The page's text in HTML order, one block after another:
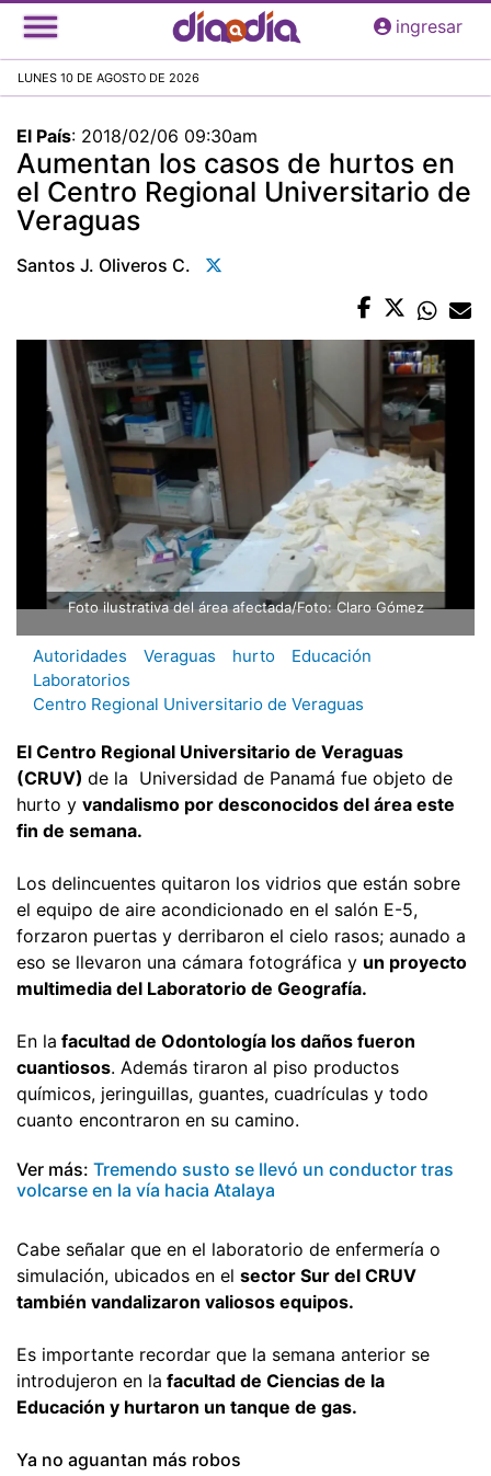
Pasar
al
principal
ingresar
LUNES 10 DE AGOSTO DE 2026
El País: 2018/02/06 09:30am
Aumentan los casos de hurtos en
el Centro Regional Universitario de
Veraguas
Santos J. Oliveros C.
Foto ilustrativa del área afectada/Foto: Claro Gómez
Autoridades Veraguas hurto
Educación
Laboratorios
Centro Regional Universitario de Veraguas
El Centro Regional Universitario de Veraguas
(CRUV) de la Universidad de Panamá fue objeto de
hurto y vandalismo por desconocidos del área este
fin de semana.
Los delincuentes quitaron los vidrios que están sobre
el equipo de aire acondicionado en el salón E-5,
forzaron puertas y derribaron el cielo rasos; aunado a
eso se llevaron una cámara fotográfica y un proyecto
multimedia del Laboratorio de Geografía.
En la facultad de Odontología los daños fueron
cuantiosos. Además tiraron al piso productos
químicos, jeringuillas, guantes, cuadrículas y todo
cuanto encontraron en su camino.
Ver más: Tremendo susto se llevó un conductor tras
volcarse en la vía hacia Atalaya
Cabe señalar que en el laboratorio de enfermería o
simulación, ubicados en el sector Sur del CRUV
también vandalizaron valiosos equipos.
Es importante recordar que la semana anterior se
introdujeron en la facultad de Ciencias de la
Educación y hurtaron un tanque de gas.
Ya no aguantan más robos